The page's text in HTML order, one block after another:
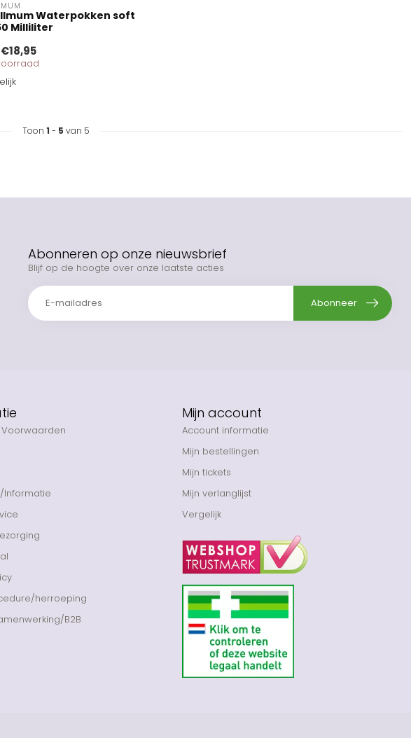
Waterpokken soft
Milliliter
€18,95
Toon 1 - 5 van 5
Abonneren op onze nieuwsbrief
Blijf op de hoogte over onze laatste acties
Abonneer
Informatie
herroeping
B2B
Mijn account
Account informatie
Mijn bestellingen
Mijn tickets
Mijn verlanglijst
Vergelijk